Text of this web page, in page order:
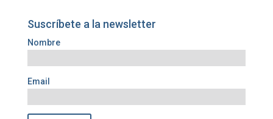
Suscríbete a la newsletter
Nombre
Email